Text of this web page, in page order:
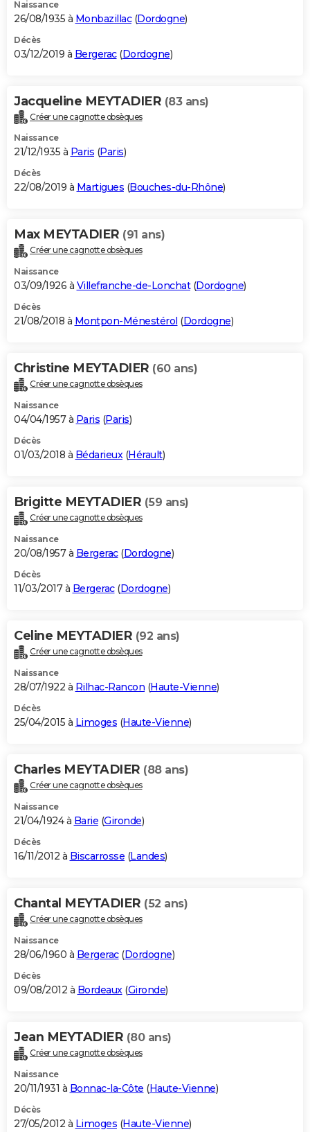
Naissance
26/08/1935 à Monbazillac(Dordogne)
Décès
03/12/2019 à Bergerac(Dordogne)
Jacqueline MEYTADIER (83 ans)
Créer une cagnotte obsèques
Naissance
21/12/1935 à Paris (Paris)
Décès
22/08/2019 à Martigues (Bouches-du-Rhône)
Max MEYTADIER (91 ans)
Créer une cagnotte obsèques
Naissance
03/09/1926 à Villefranche-de-Lonchat(Dordogne)
Décès
21/08/2018 à Montpon-Ménestérol (Dordogne)
Christine MEYTADIER (60 ans)
Créer une cagnotte obsèques
Naissance
04/04/1957 à Paris (Paris)
Décès
01/03/2018 à Bédarieux(Hérault)
Brigitte MEYTADIER (59 ans)
Créer une cagnotte obsèques
Naissance
20/08/1957 à Bergerac(Dordogne)
Décès
11/03/2017 à Bergerac(Dordogne)
Celine MEYTADIER (92 ans)
Créer une cagnotte obsèques
Naissance
28/07/1922 à Rilhac-Rancon (Haute-Vienne)
Décès
25/04/2015 à Limoges (Haute-Vienne)
Charles MEYTADIER (88 ans)
Créer une cagnotte obsèques
Naissance
21/04/1924 à Barie (Gironde)
Décès
16/11/2012 à Biscarrosse (Landes)
Chantal MEYTADIER (52 ans)
Créer une cagnotte obsèques
Naissance
28/06/1960 à Bergerac(Dordogne)
Décès
09/08/2012 à Bordeaux(Gironde)
Jean MEYTADIER (80 ans)
Créer une cagnotte obsèques
Naissance
20/11/1931 à Bonnac-la-Côte (Haute-Vienne)
Décès
27/05/2012 à Limoges (Haute-Vienne)